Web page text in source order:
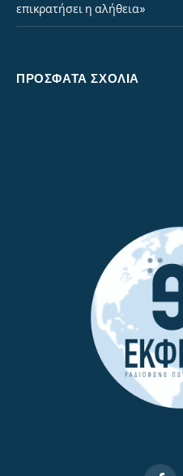
επικρατήσει η αλήθεια»
ΠΡΌΣΦΑΤΑ ΣΧΌΛΙΑ